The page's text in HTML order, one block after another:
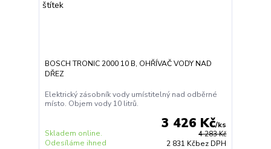
BOSCH TRONIC 2000 10 B, OHŘÍVAČ VODY NAD
DŘEZ
Elektrický zásobník vody umístitelný nad odběrné
místo. Objem vody 10 litrů.
4 283 Kč
3 426 Kč/ks
2 831 Kčbez DPH
Skladem online.
Odesíláme ihned